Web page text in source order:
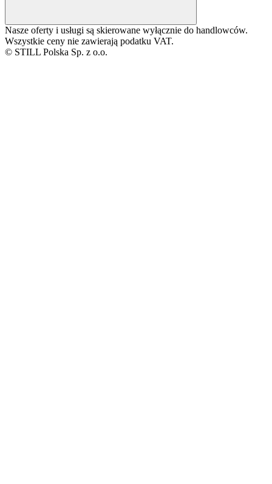
Nasze oferty i usługi są skierowane wyłącznie do handlowców.
Wszystkie ceny nie zawierają podatku VAT.
© STILL Polska Sp. z o.o.